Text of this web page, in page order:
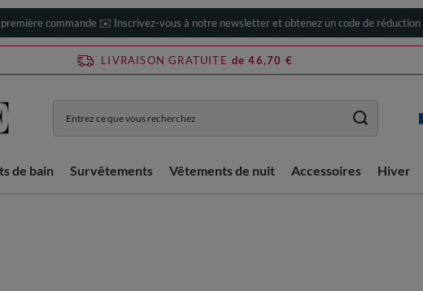
commande ✉️ Inscrivez-vous à notre newsletter et obtenez un code de réduction |
LIVRAISON GRATUITE de 46,70 €
de bain Survêtements Vêtements de nuit Accessoires Hiver